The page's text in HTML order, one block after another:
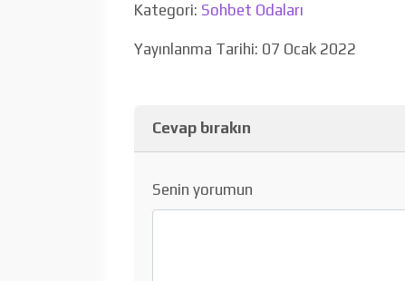
Kategori: Sohbet Odaları
Yayınlanma Tarihi: 07 Ocak 2022
Cevap bırakın
Senin yorumun